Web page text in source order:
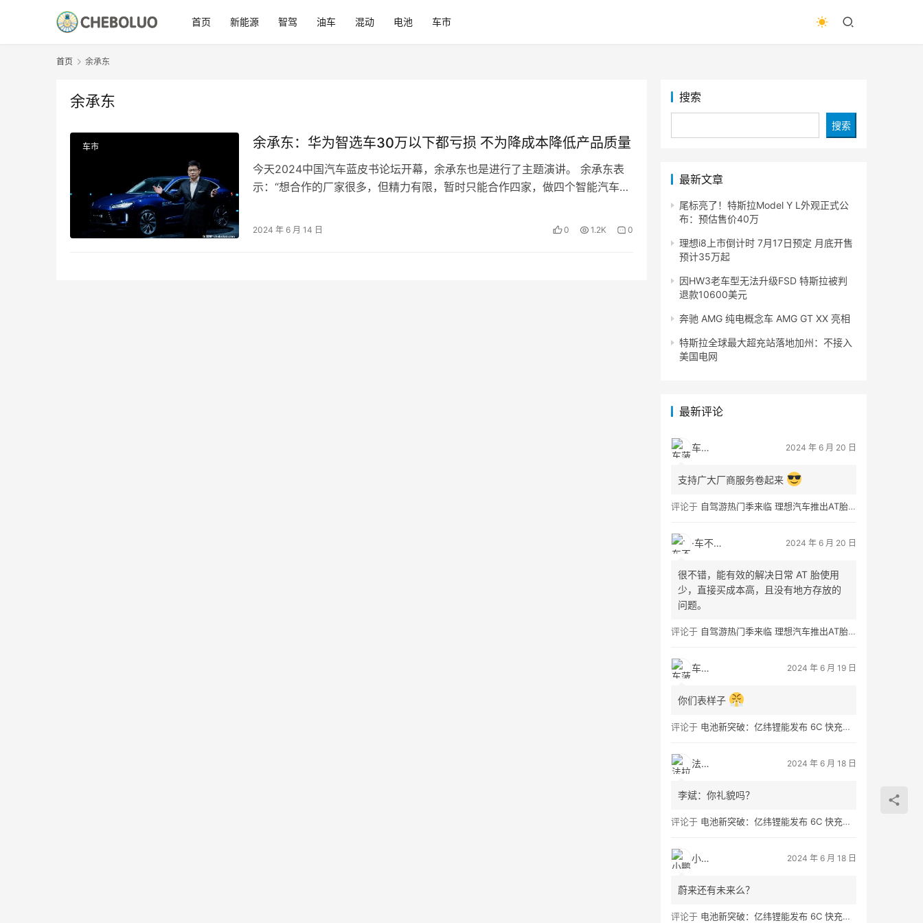
首页 新能源 智驾 油车 混动 电池 车市
首页 余承东
余承东
车市 余承东：华为智选车30万以下都亏损 不为降成本降低产品质量
今天2024中国汽车蓝皮书论坛开幕，余承东也是进行了主题演讲。 余承东表
示：“想合作的厂家很多，但精力有限，暂时只能合作四家，做四个智能汽车的
2024 年 6 月 14 日 0 1.2K 0
搜索
搜索
最新文章
尾标亮了！特斯拉Model Y L外观正式公
布：预估售价40万
理想i8上市倒计时 7月17日预定 月底开售
预计35万起
因HW3老车型无法升级FSD 特斯拉被判
退款10600美元
奔驰 AMG 纯电概念车 AMG GT XX 亮相
特斯拉全球最大超充站落地加州：不接入
美国电网
最新评论
车菠萝 2024 年 6 月 20 日
支持广大厂商服务卷起来
评论于 自驾游热门季来临 理想汽车推出AT胎租借服务
·车不易· 2024 年 6 月 20 日
很不错，能有效的解决日常 AT 胎使用
少，直接买成本高，且没有地方存放的
问题。
评论于 自驾游热门季来临 理想汽车推出AT胎租借服务
车菠萝 2024 年 6 月 19 日
你们表样子
评论于 电池新突破：亿纬锂能发布 6C 快充大圆柱电池 Omnicell，充电 5 分钟补能 300 公里
法拉第 2024 年 6 月 18 日
李斌：你礼貌吗？
评论于 电池新突破：亿纬锂能发布 6C 快充大圆柱电池 Omnicell，充电 5 分钟补能 300 公里
小鹏友 2024 年 6 月 18 日
蔚来还有未来么？
评论于 电池新突破：亿纬锂能发布 6C 快充大圆柱电池 Omnicell，充电 5 分钟补能 300 公里